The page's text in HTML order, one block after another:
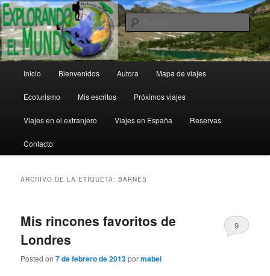
Ir
al
contenido
principal
Ir
al
contenido
secundarioExplorando el Mundo
principal
Inicio Bienvenidos Autora Mapa de viajes
Ecoturismo Mis escritos Próximos viajes
Viajes en el extranjero Viajes en España Reservas
Contacto
ARCHIVO DE LA ETIQUETA:BARNES
Mis rincones favoritos de
Londres
Posted on7 de febrero de 2013pormabel
9